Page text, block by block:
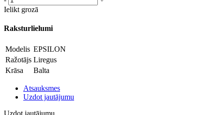
Ielikt grozā
Raksturlielumi
Modelis EPSILON
Ražotājs Liregus
Krāsa
Balta
Atsauksmes
Uzdot jautājumu
Uzdot jautājumu